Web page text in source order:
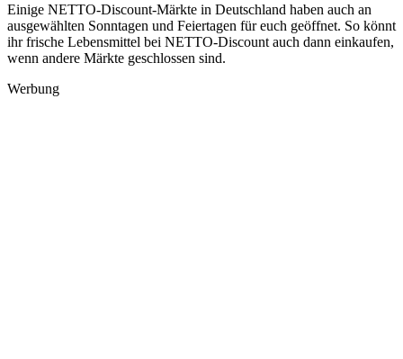
Einige NETTO-Discount-Märkte in Deutschland haben auch an
ausgewählten Sonntagen und Feiertagen für euch geöffnet. So könnt
ihr frische Lebensmittel bei NETTO-Discount auch dann einkaufen,
wenn andere Märkte geschlossen sind.
Werbung